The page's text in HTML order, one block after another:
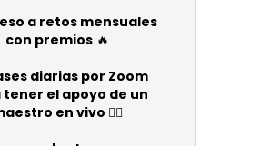
a retos mensuales
con premios 🔥
diarias por Zoom
tener el apoyo de un
en vivo 🧘‍♀️